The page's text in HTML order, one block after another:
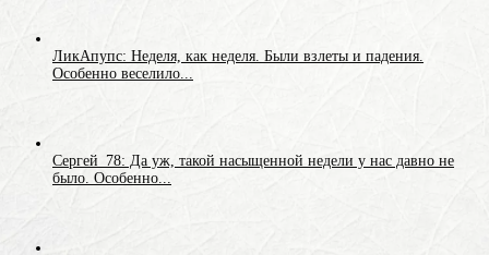
ЛикАпупс: Неделя, как неделя. Были взлеты и падения.
Особенно веселило...
Сергей_78: Да уж, такой насыщенной недели у нас давно не
было. Особенно...